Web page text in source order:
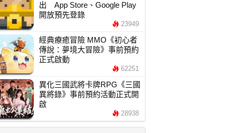
出 App Store、Google Play
開放預先登錄
23949
經典療癒冒險 MMO《初心者
傳說：夢境大冒險》事前預約
正式啟動
62251
異化三國武將卡牌RPG《三國
異將錄》事前預約活動正式開
啟
28938